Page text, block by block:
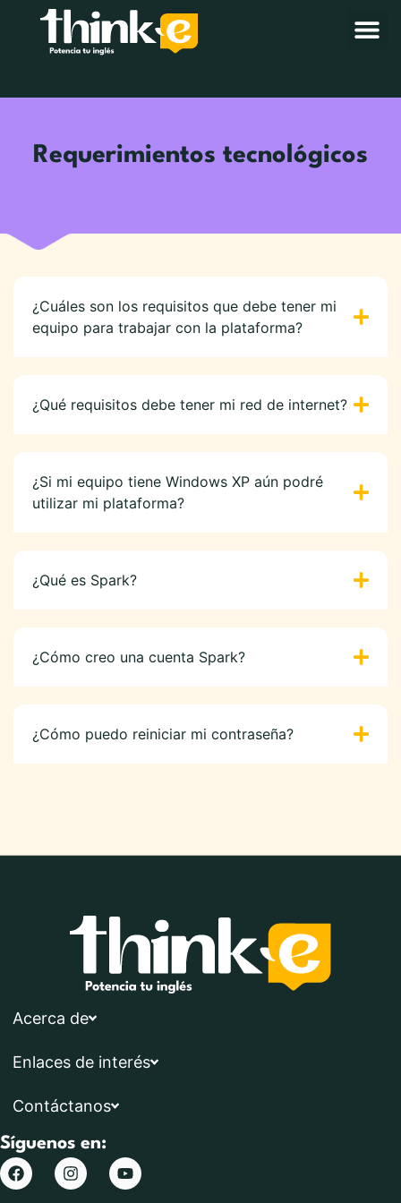
Requerimientos tecnológicos
¿Qué es Spark?
¿Cómo creo una cuenta Spark?
¿Cómo puedo reiniciar mi contraseña?
¿Cuáles son los requisitos que debe tener mi
equipo para trabajar con la plataforma?
¿Qué requisitos debe tener mi red de internet?
¿Si mi equipo tiene Windows XP aún podré
utilizar mi plataforma?
Acerca de
Enlaces de interés
Contáctanos
Síguenos en: